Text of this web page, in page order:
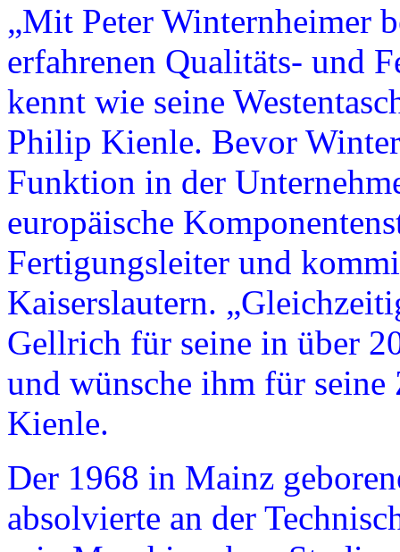
„Mit Peter Winternheimer
erfahrenen Qualitäts- und
kennt wie seine
Philip Kienle. Bevor
Funktion in der
europäische
Fertigungsleiter und
Kaiserslautern.
Gellrich für seine in über
und wünsche ihm für
Kienle.
Der 1968 in Mainz
absolvierte an der